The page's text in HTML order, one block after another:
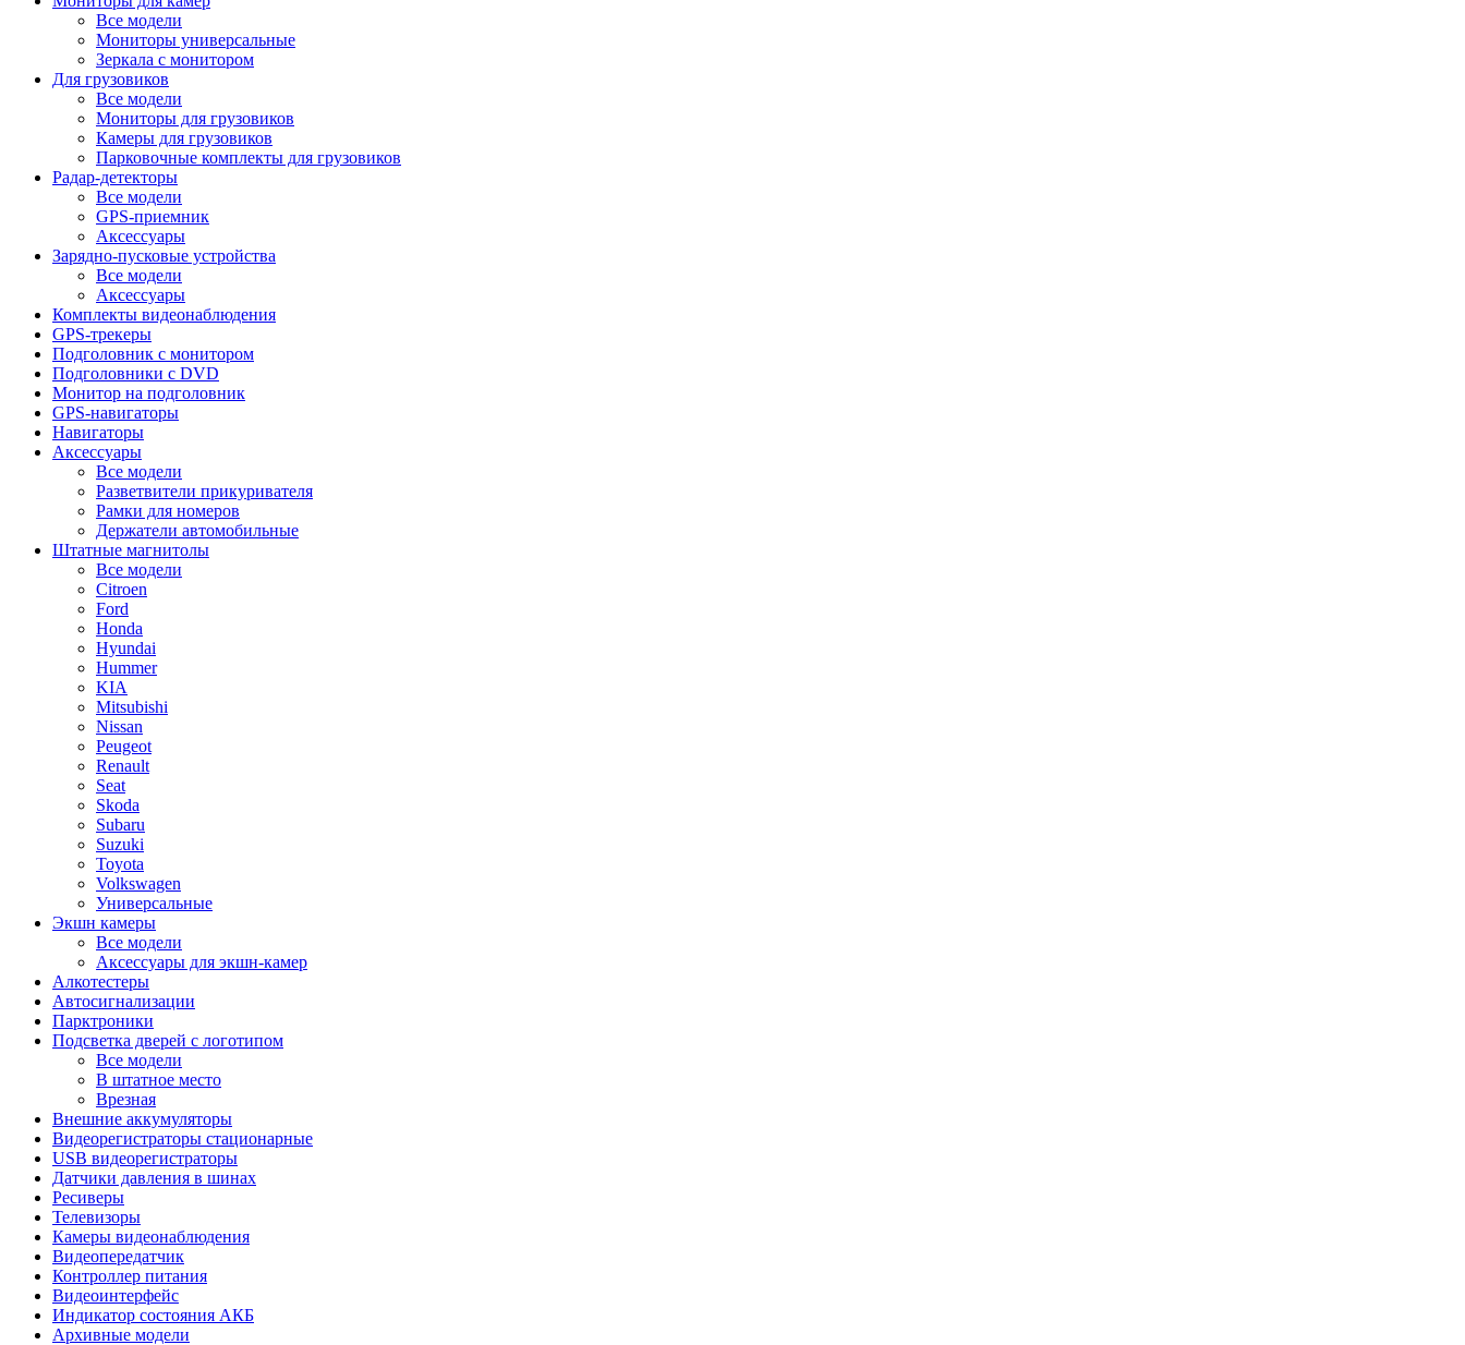
Все модели
Мониторы универсальные
Зеркала с монитором
Для грузовиков
Все модели
Мониторы для грузовиков
Камеры для грузовиков
Парковочные комплекты для грузовиков
Радар-детекторы
Все модели
GPS-приемник
Аксессуары
Зарядно-пусковые устройства
Все модели
Аксессуары
Комплекты видеонаблюдения
GPS-трекеры
Подголовник с монитором
Подголовники с DVD
Монитор на подголовник
GPS-навигаторы
Навигаторы
Аксессуары
Все модели
Разветвители прикуривателя
Рамки для номеров
Держатели автомобильные
Штатные магнитолы
Все модели
Citroen
Ford
Honda
Hyundai
Hummer
KIA
Mitsubishi
Nissan
Peugeot
Renault
Seat
Skoda
Subaru
Suzuki
Toyota
Volkswagen
Универсальные
Экшн камеры
Все модели
Аксессуары для экшн-камер
Алкотестеры
Автосигнализации
Парктроники
Подсветка дверей с логотипом
Все модели
В штатное место
Врезная
Внешние аккумуляторы
Видеорегистраторы стационарные
USB видеорегистраторы
Датчики давления в шинах
Ресиверы
Телевизоры
Камеры видеонаблюдения
Видеопередатчик
Контроллер питания
Видеоинтерфейс
Индикатор состояния АКБ
Архивные модели